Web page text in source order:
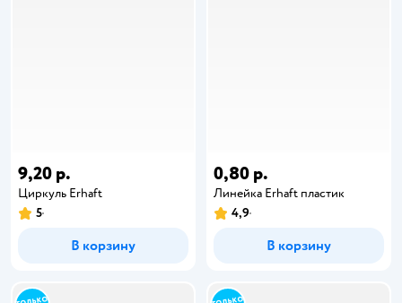
9,20 р.
Циркуль Erhaft
5
В корзину
0,80 р.
Линейка Erhaft пластик
4,9
В корзину